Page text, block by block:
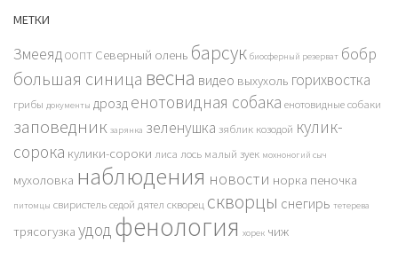
МЕТКИ
ЗмееядООПТ Северный олень барсук биосферный резерват бобр
большая синица весна видео выхухоль горихвостка
грибы документы дрозд енотовидная собака енотовидные собаки
заповедник зарянка зеленушка зяблик козодой кулик-
сорока кулики-сороки лиса лось малый зуек мохноногий сыч
мухоловка наблюдения новости норка пеночка
питомцы свиристельседой дятел скворец скворцы снегирь тетерева
трясогузка удод фенология хорек чиж